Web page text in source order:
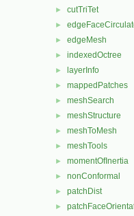
► cutTriTet
►
► edgeMesh
► indexedOctree
► layerInfo
► mappedPatches
► meshSearch
► meshStructure
► meshToMesh
► meshTools
► momentOfInertia
► nonConformal
► patchDist
►